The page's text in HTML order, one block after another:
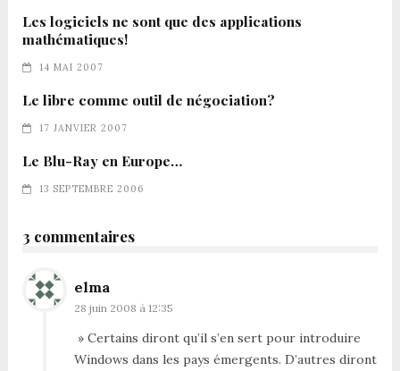
Les logiciels ne sont que des applications
mathématiques!
14 MAI 2007
Le libre comme outil de négociation?
17 JANVIER 2007
Le Blu-Ray en Europe…
13 SEPTEMBRE 2006
3 commentaires
elma
28 juin 2008 à 12:35
» Certains diront qu’il s’en sert pour introduire
Windows dans les pays émergents. D’autres diront